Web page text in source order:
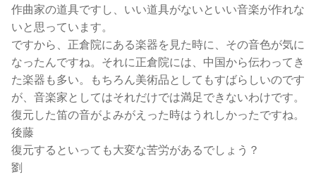
作曲家の道具ですし、いい道具がないといい音楽が作れな
いと思っています。
ですから、正倉院にある楽器を見た時に、その音色が気に
なったんですね。それに正倉院には、中国から伝わってき
た楽器も多い。もちろん美術品としてもすばらしいのです
が、音楽家としてはそれだけでは満足できないわけです。
復元した笛の音がよみがえった時はうれしかったですね。
後藤
復元するといっても大変な苦労があるでしょう？
劉